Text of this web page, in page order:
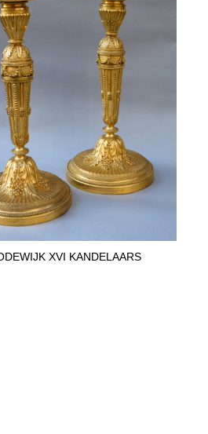
XVI KANDELAARS